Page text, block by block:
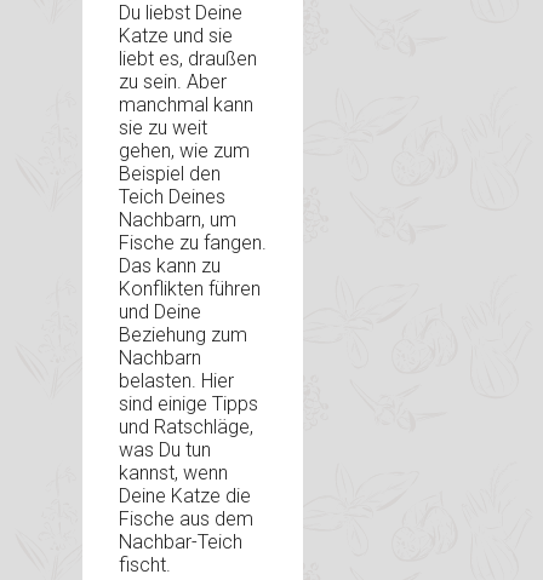
Du liebst Deine
Katze und sie
liebt es, draußen
zu sein. Aber
manchmal kann
sie zu weit
gehen, wie zum
Beispiel den
Teich Deines
Nachbarn, um
Fische zu fangen.
Das kann zu
Konflikten führen
und Deine
Beziehung zum
Nachbarn
belasten. Hier
sind einige Tipps
und Ratschläge,
was Du tun
kannst, wenn
Deine Katze die
Fische aus dem
Nachbar-Teich
fischt.